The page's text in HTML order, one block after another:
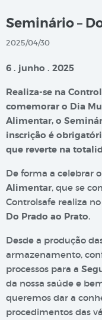
Seminário –
2025/04/30
6 . junho . 2025
Realiza-se na
comemorar o Dia
Alimentar, o
inscrição é
que reverte na
De forma a celebrar o
Alimentar, que se
Controlsafe realiza
Do Prado ao Prato.
Desde a produção
armazenamento,
processos para a
da nossa saúde e
queremos dar a
procedimentos das